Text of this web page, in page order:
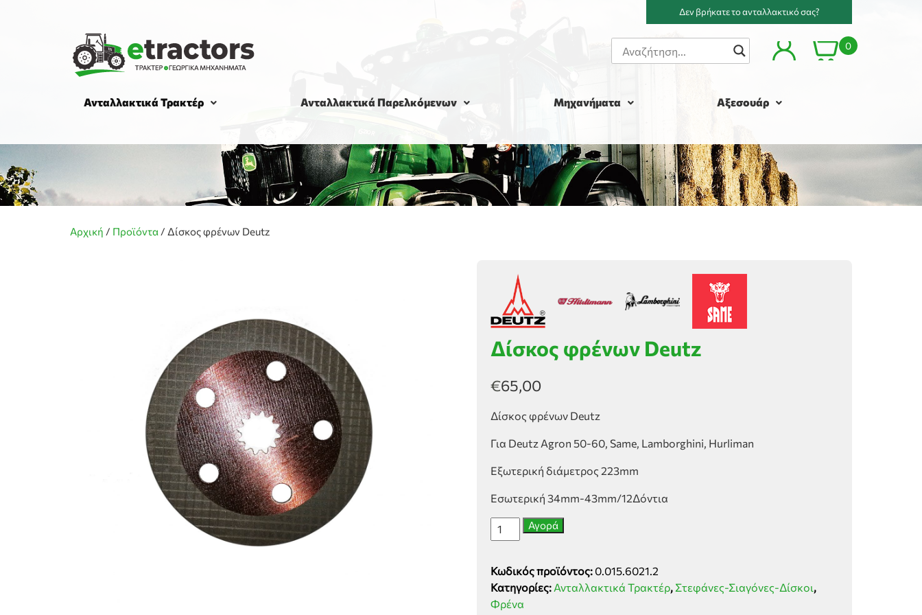
Δεν βρήκατε το ανταλλακτικό σας?
0
Ανταλλακτικά Τρακτέρ Ανταλλακτικά Παρελκόμενων Μηχανήματα Αξεσουάρ
Αρχική / Προϊόντα / Δίσκος φρένων Deutz
Δίσκος φρένων Deutz
€65,00
Δίσκος φρένων Deutz
Για Deutz Agron 50-60, Same, Lamborghini, Hurliman
Εξωτερική διάμετρος 223mm
Εσωτερική 34mm-43mm/12Δόντια
Δίσκος
φρένων
ποσότητα
Αγορά
Κωδικός προϊόντος: 0.015.6021.2
Κατηγορίες: Ανταλλακτικά Τρακτέρ, Στεφάνες-Σιαγόνες-Δίσκοι,
Φρένα